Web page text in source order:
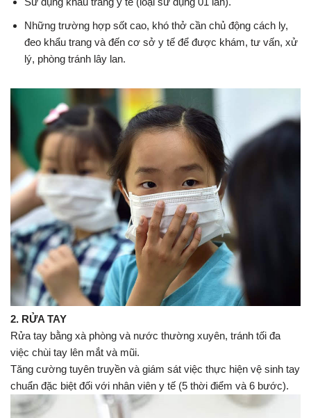
Những trường hợp sốt cao, khó thở cần chủ động cách ly,
đeo khẩu trang và đến cơ sở y tế để được khám, tư vấn, xử
lý, phòng tránh lây lan.
2. RỬA TAY
Rửa tay bằng xà phòng và nước thường xuyên, tránh tối đa
việc chùi tay lên mắt và mũi.
Tăng cường tuyên truyền và giám sát việc thực hiện vệ sinh tay
chuẩn đặc biệt đối với nhân viên y tế (5 thời điểm và 6 bước).